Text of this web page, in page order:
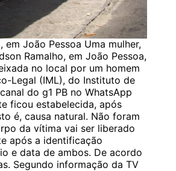
João Pessoa Uma mulher,
Ramalho, em João Pessoa,
no local por um homem
Legal (IML), do Instituto de
do g1 PB no WhatsApp
ficou estabelecida, após
é, causa natural. Não foram
da vítima vai ser liberado
após a identificação
e data de ambos. De acordo
Segundo informação da TV